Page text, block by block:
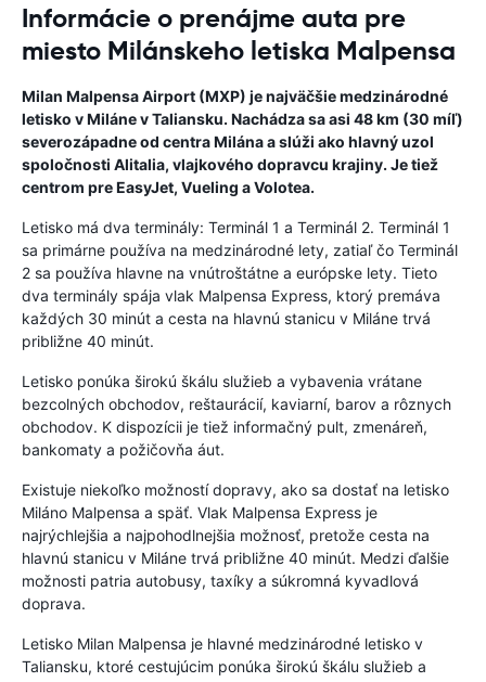
Informácie o prenájme auta pre
miesto Milánskeho letiska Malpensa
Milan Malpensa Airport (MXP) je najväčšie medzinárodné
letisko v Miláne v Taliansku. Nachádza sa asi 48 km (30 míľ)
severozápadne od centra Milána a slúži ako hlavný uzol
spoločnosti Alitalia, vlajkového dopravcu krajiny. Je tiež
centrom pre EasyJet, Vueling a Volotea.
Letisko má dva terminály: Terminál 1 a Terminál 2. Terminál 1
sa primárne používa na medzinárodné lety, zatiaľ čo Terminál
2 sa používa hlavne na vnútroštátne a európske lety. Tieto
dva terminály spája vlak Malpensa Express, ktorý premáva
každých 30 minút a cesta na hlavnú stanicu v Miláne trvá
približne 40 minút.
Letisko ponúka širokú škálu služieb a vybavenia vrátane
bezcolných obchodov, reštaurácií, kaviarní, barov a rôznych
obchodov. K dispozícii je tiež informačný pult, zmenáreň,
bankomaty a požičovňa áut.
Existuje niekoľko možností dopravy, ako sa dostať na letisko
Miláno Malpensa a späť. Vlak Malpensa Express je
najrýchlejšia a najpohodlnejšia možnosť, pretože cesta na
hlavnú stanicu v Miláne trvá približne 40 minút. Medzi ďalšie
možnosti patria autobusy, taxíky a súkromná kyvadlová
doprava.
Letisko Milan Malpensa je hlavné medzinárodné letisko v
Taliansku, ktoré cestujúcim ponúka širokú škálu služieb a